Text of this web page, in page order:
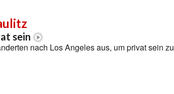
sein
nach Los Angeles aus, um privat sein zu